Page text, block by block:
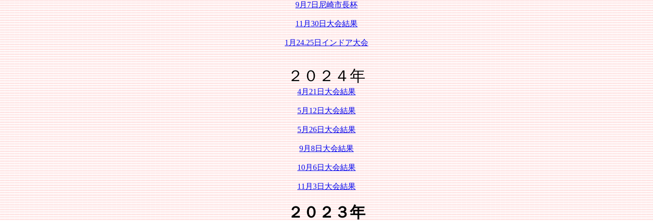
9月7日尼崎市長杯
11月30日大会結果
1月24.25日インドア大会
２０２４年
4月21日大会結果
5月12日大会結果
5月26日大会結果
9月8日大会結果
10月6日大会結果
11月3日大会結果
２０２３年